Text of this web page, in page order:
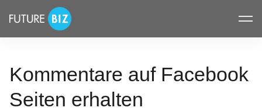
überspringen
FUTUREBIZ
Kommentare auf Facebook
Seiten erhalten